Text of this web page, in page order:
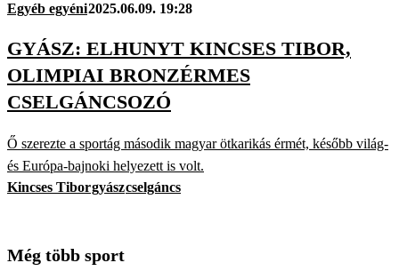
Egyéb egyéni2025.06.09. 19:28
GYÁSZ: ELHUNYT KINCSES TIBOR,
OLIMPIAI BRONZÉRMES
CSELGÁNCSOZÓ
Ő szerezte a sportág második magyar ötkarikás érmét, később világ-
és Európa-bajnoki helyezett is volt.
Kincses Tiborgyászcselgáncs
Még több sport